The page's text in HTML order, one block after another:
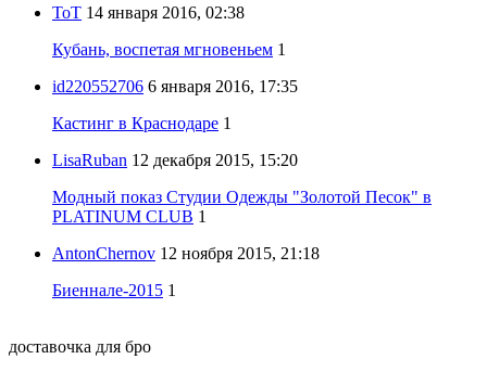
ToT 14 января 2016, 02:38
Кубань, воспетая мгновеньем 1
id220552706 6 января 2016, 17:35
Кастинг в Краснодаре 1
LisaRuban 12 декабря 2015, 15:20
Модный показ Студии Одежды "Золотой Песок" в
PLATINUM CLUB 1
AntonChernov 12 ноября 2015, 21:18
Биеннале-2015 1
доставочка для бро